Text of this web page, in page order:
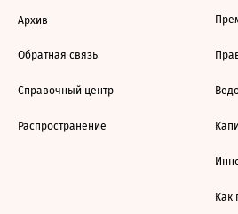
Архив
Обратная связь
Справочный центр
Распространение
Как